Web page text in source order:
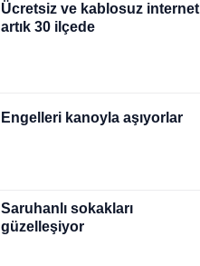
Ücretsiz ve kablosuz internet
artık 30 ilçede
Engelleri kanoyla aşıyorlar
Saruhanlı sokakları
güzelleşiyor